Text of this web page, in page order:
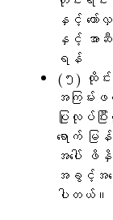
နှင့် တော်
နှင့် အာ
ရန်
(၅) ထိုင်
အကြမ်
ပြုလုပ်ပ
ရောက် မြန်
အပေါ်
အခွင့်အရ
ပါတယ်။